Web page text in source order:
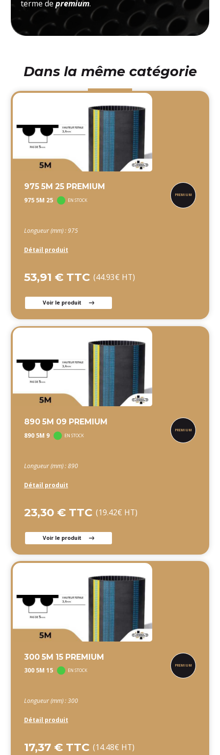
terme depremium.
Dans la même catégorie
975 5M 25 PREMIUM
975 5M 25 EN STOCK
Longueur (mm) : 975
Détail produit
53,91 € TTC (44.93€ HT)
Voir le produit
890 5M 09 PREMIUM
890 5M 9 EN STOCK
Longueur (mm) : 890
Détail produit
23,30 € TTC (19.42€ HT)
Voir le produit
300 5M 15 PREMIUM
300 5M 15 EN STOCK
Longueur (mm) : 300
Détail produit
17,37 € TTC (14.48€ HT)